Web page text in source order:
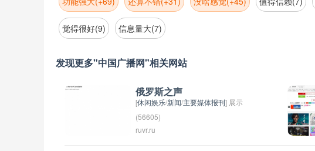
觉得很好(9) 信息量大(7)
发现更多"中国广播网"相关网站
俄罗斯之声
[休闲娱乐/新闻/主要媒体报刊] 展示
(56605)
俄罗斯之声是俄罗斯国家的一个重要媒体
ruvr.ru